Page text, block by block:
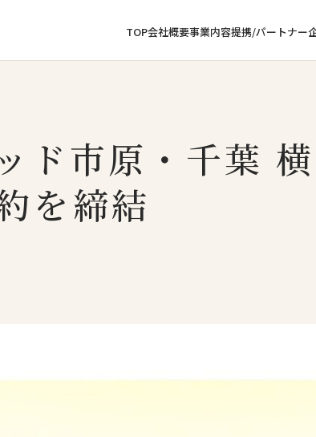
TOP会社概要事業内容提携/パートナー
ド市原・千葉
を締結